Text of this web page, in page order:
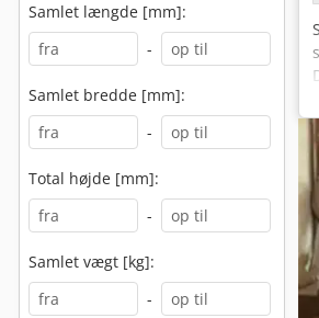
Samlet længde [mm]:
-
Samlet bredde [mm]:
-
Total højde [mm]:
-
Samlet vægt [kg]:
-